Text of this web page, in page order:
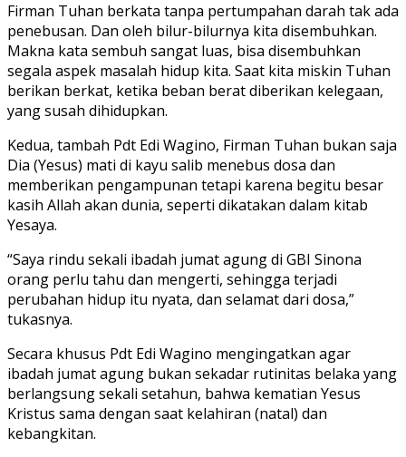
Firman Tuhan berkata tanpa pertumpahan darah tak ada
penebusan. Dan oleh bilur-bilurnya kita disembuhkan.
Makna kata sembuh sangat luas, bisa disembuhkan
segala aspek masalah hidup kita. Saat kita miskin Tuhan
berikan berkat, ketika beban berat diberikan kelegaan,
yang susah dihidupkan.
Kedua, tambah Pdt Edi Wagino, Firman Tuhan bukan saja
Dia (Yesus) mati di kayu salib menebus dosa dan
memberikan pengampunan tetapi karena begitu besar
kasih Allah akan dunia, seperti dikatakan dalam kitab
Yesaya.
“Saya rindu sekali ibadah jumat agung di GBI Sinona
orang perlu tahu dan mengerti, sehingga terjadi
perubahan hidup itu nyata, dan selamat dari dosa,”
tukasnya.
Secara khusus Pdt Edi Wagino mengingatkan agar
ibadah jumat agung bukan sekadar rutinitas belaka yang
berlangsung sekali setahun, bahwa kematian Yesus
Kristus sama dengan saat kelahiran (natal) dan
kebangkitan.